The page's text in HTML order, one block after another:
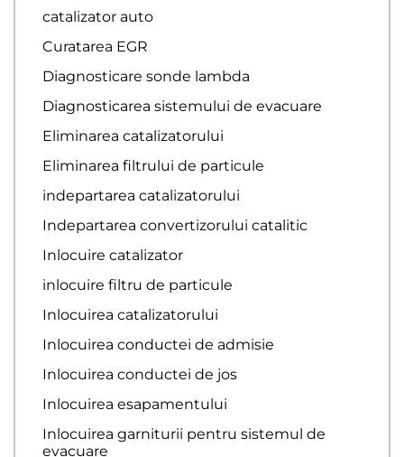
catalizator auto
Curatarea EGR
Diagnosticare sonde lambda
Diagnosticarea sistemului de evacuare
Eliminarea catalizatorului
Eliminarea filtrului de particule
indepartarea catalizatorului
Indepartarea convertizorului catalitic
Inlocuire catalizator
inlocuire filtru de particule
Inlocuirea catalizatorului
Inlocuirea conductei de admisie
Inlocuirea conductei de jos
Inlocuirea esapamentului
Inlocuirea garniturii pentru sistemul de
evacuare